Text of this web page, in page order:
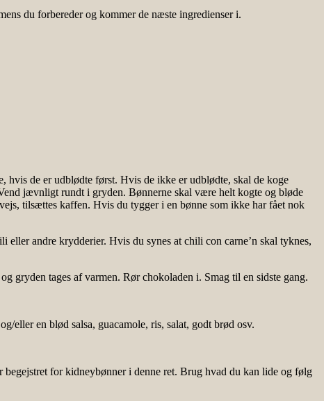
du forbereder og kommer de næste ingredienser i.
hvis de er udblødte først. Hvis de ikke er udblødte, skal de koge
jævnligt rundt i gryden. Bønnerne skal være helt kogte og bløde
tilsættes kaffen. Hvis du tygger i en bønne som ikke har fået nok
andre krydderier. Hvis du synes at chili con carne’n skal tyknes,
gryden tages af varmen. Rør chokoladen i. Smag til en sidste gang.
eller en blød salsa, guacamole, ris, salat, godt brød osv.
begejstret for kidneybønner i denne ret. Brug hvad du kan lide og følg